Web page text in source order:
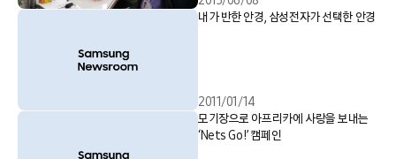
내가 반한 안경, 삼성전자가 선택한 안경
2011/01/14
모기장으로 아프리카에 사랑을 보내는
‘Nets Go!’ 캠페인